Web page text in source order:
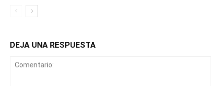
DEJA UNA RESPUESTA